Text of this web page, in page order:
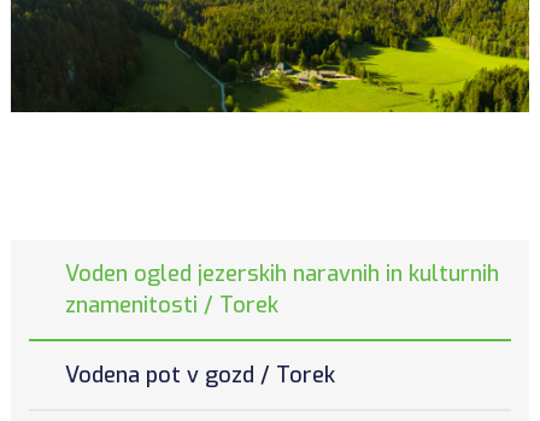
Voden ogled jezerskih naravnih in kulturnih
znamenitosti / Torek
Vodena pot v gozd / Torek